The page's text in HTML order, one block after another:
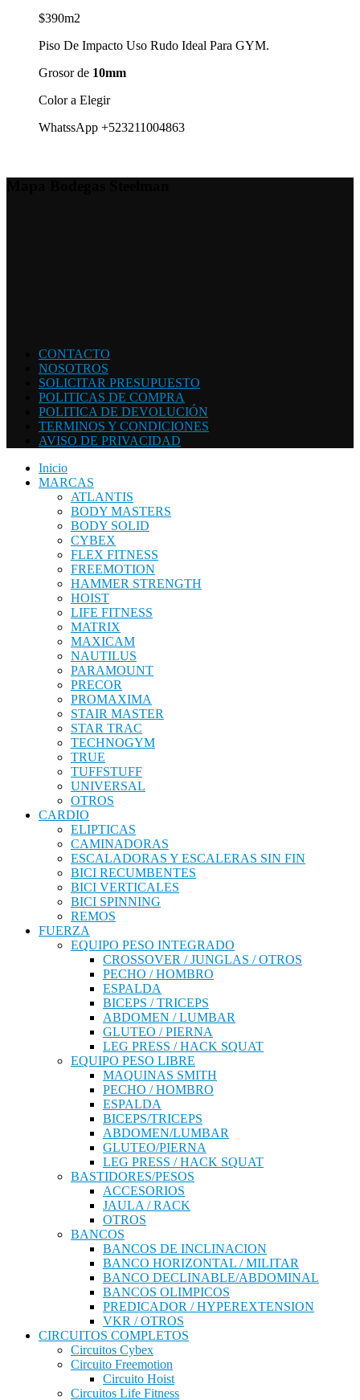
$390m2
Piso De Impacto Uso Rudo Ideal Para GYM.
Grosor de 10mm
Color a Elegir
WhatssApp +523211004863
CONTACTO
NOSOTROS
SOLICITAR PRESUPUESTO
POLITICAS DE COMPRA
POLITICA DE DEVOLUCIÓN
TERMINOS Y CONDICIONES
AVISO DE PRIVACIDAD
Inicio
MARCAS
ATLANTIS
BODY MASTERS
BODY SOLID
CYBEX
FLEX FITNESS
FREEMOTION
HAMMER STRENGTH
HOIST
LIFE FITNESS
MATRIX
MAXICAM
NAUTILUS
PARAMOUNT
PRECOR
PROMAXIMA
STAIR MASTER
STAR TRAC
TECHNOGYM
TRUE
TUFFSTUFF
UNIVERSAL
OTROS
CARDIO
ELIPTICAS
CAMINADORAS
ESCALADORAS Y ESCALERAS SIN FIN
BICI RECUMBENTES
BICI VERTICALES
BICI SPINNING
REMOS
FUERZA
EQUIPO PESO INTEGRADO
CROSSOVER / JUNGLAS / OTROS
PECHO / HOMBRO
ESPALDA
BICEPS / TRICEPS
ABDOMEN / LUMBAR
GLUTEO / PIERNA
LEG PRESS / HACK SQUAT
EQUIPO PESO LIBRE
MAQUINAS SMITH
PECHO / HOMBRO
ESPALDA
BICEPS/TRICEPS
ABDOMEN/LUMBAR
GLUTEO/PIERNA
LEG PRESS / HACK SQUAT
BASTIDORES/PESOS
ACCESORIOS
JAULA / RACK
OTROS
BANCOS
BANCOS DE INCLINACION
BANCO HORIZONTAL / MILITAR
BANCO DECLINABLE/ABDOMINAL
BANCOS OLIMPICOS
PREDICADOR / HYPEREXTENSION
VKR / OTROS
CIRCUITOS COMPLETOS
Circuitos Cybex
Circuito Freemotion
Circuito Hoist
Circuitos Life Fitness